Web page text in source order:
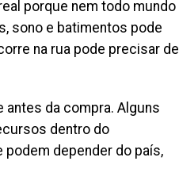
porque nem todo mundo
sono e batimentos pode
na rua pode precisar de
da compra. Alguns
dentro do
depender do país,